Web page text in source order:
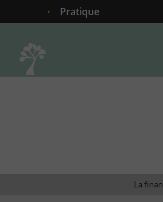
Pratique
La